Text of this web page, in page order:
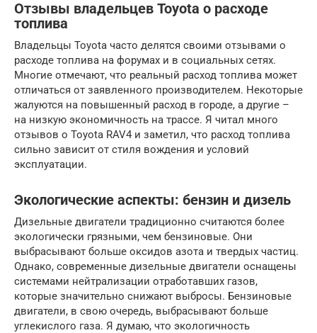
Отзывы владельцев Toyota о расходе
топлива
Владельцы Toyota часто делятся своими отзывами о
расходе топлива на форумах и в социальных сетях.
Многие отмечают, что реальный расход топлива может
отличаться от заявленного производителем. Некоторые
жалуются на повышенный расход в городе, а другие –
на низкую экономичность на трассе. Я читал много
отзывов о Toyota RAV4 и заметил, что расход топлива
сильно зависит от стиля вождения и условий
эксплуатации.
Экологические аспекты: бензин и дизель
Дизельные двигатели традиционно считаются более
экологически грязными, чем бензиновые. Они
выбрасывают больше оксидов азота и твердых частиц.
Однако, современные дизельные двигатели оснащены
системами нейтрализации отработавших газов,
которые значительно снижают выбросы. Бензиновые
двигатели, в свою очередь, выбрасывают больше
углекислого газа. Я думаю, что экологичность